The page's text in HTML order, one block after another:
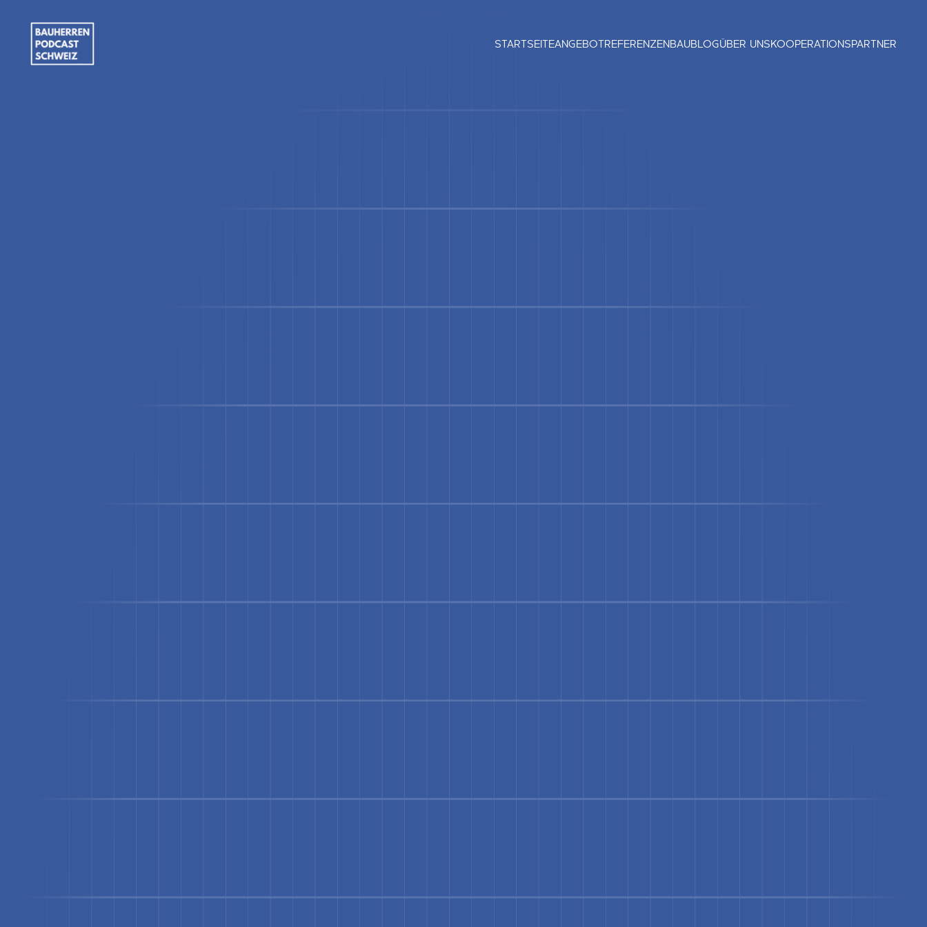
STARTSEITEANGEBOTREFERENZENBAUBLOGÜBER UNSKOOPERATIONSPARTNER